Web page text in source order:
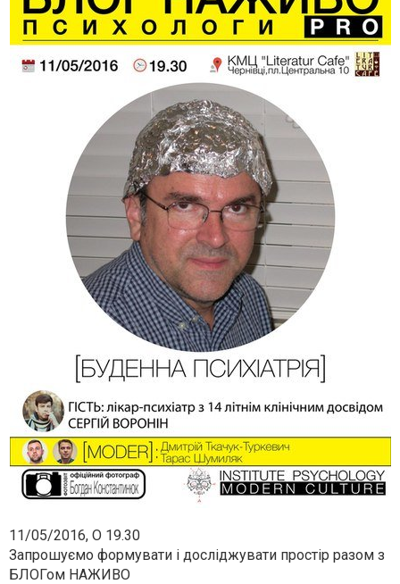
11/05/2016, О 19.30
Запрошуємо формувати і досліджувати простір разом з
БЛОГом НАЖИВО